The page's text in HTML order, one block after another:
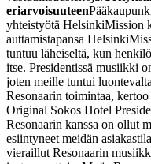
eriarvoisuuteen
yhteistyötä HelsinkiMission
auttamistapansa
tuntuu läheiseltä, kun
itse. Presidentissä musiikki
joten meille tuntui
Resonaarin toimintaa,
Original Sokos Hotel
Resonaarin kanssa on ollut
esiintyneet meidän
vieraillut Resonaarin